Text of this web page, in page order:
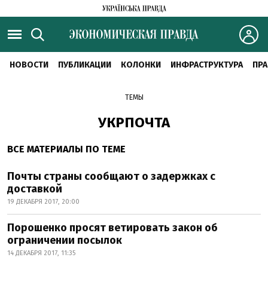
НОВОСТИ ПУБЛИКАЦИИ КОЛОНКИ ИНФРАСТРУКТУРА
ТЕМЫ
УКРПОЧТА
ВСЕ МАТЕРИАЛЫ ПО ТЕМЕ
Почты страны сообщают о задержках с
доставкой
19 ДЕКАБРЯ 2017, 20:00
Порошенко просят ветировать закон об
ограничении посылок
14 ДЕКАБРЯ 2017, 11:35